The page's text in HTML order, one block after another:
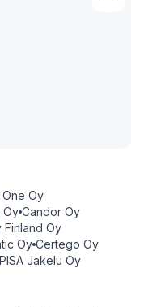
Oy
Oy Candor Oy
Oy
Oy Certego Oy
PISA Jakelu Oy